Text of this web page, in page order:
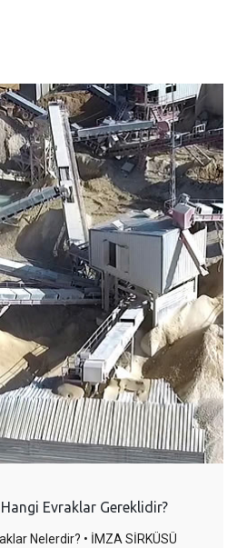
Evraklar Gereklidir?
Nelerdir? • İMZA SİRKÜSÜ